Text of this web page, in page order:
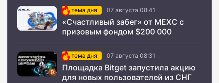
тема дня 07 августа 08:41
«Счастливый забег» от MEXC с
призовым фондом $200 000
тема дня 07 августа 08:31
Площадка Bitget запустила акцию
для новых пользователей из СНГ